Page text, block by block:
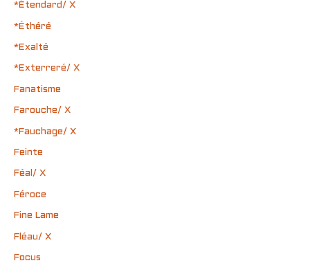
*Étendard/ X
*Éthéré
*Exalté
*Exterreré/ X
Fanatisme
Farouche/ X
*Fauchage/ X
Feinte
Féal/ X
Féroce
Fine Lame
Fléau/ X
Focus